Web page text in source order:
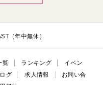
（年中無休）
覧 ランキング
イベン
グ 求人情報
お問い合